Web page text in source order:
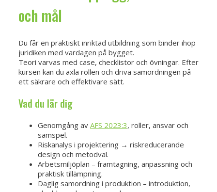
och mål
Du får en praktiskt inriktad utbildning som binder ihop
juridiken med vardagen på bygget.
Teori varvas med case, checklistor och övningar. Efter
kursen kan du axla rollen och driva samordningen på
ett säkrare och effektivare sätt.
Vad du lär dig
Genomgång av AFS 2023:3, roller, ansvar och
samspel.
Riskanalys i projektering → riskreducerande
design och metodval.
Arbetsmiljöplan – framtagning, anpassning och
praktisk tillämpning.
Daglig samordning i produktion – introduktion,